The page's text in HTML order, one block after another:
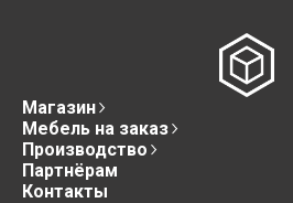
Магазин
Мебель на заказ
Производство
Партнёрам
Контакты